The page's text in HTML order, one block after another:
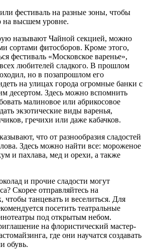
фестиваль на разные зоны, чтобы
на высшем уровне.
называют Чайной секцией, можно
сортами фитосборов. Кроме этого,
фестиваль «Московское варенье»,
любителей сладкого. В прошлом
но в позапрошлом его
на улицах города огромные банки с
десертом. Здесь можно вспомнить
малиновое или абрикосовое
экзотические виды варенья,
гречихи или даже кабачков.
что от разнообразия сладостей
Здесь можно найти все: мороженое
и пахлава, мед и орехи, а также
и прочие сладости могут
Скорее отправляйтесь на
танцевать и веселиться. Для
посетить театральные
под открытым небом.
на флористический мастер-
где они научатся создавать
обувь.